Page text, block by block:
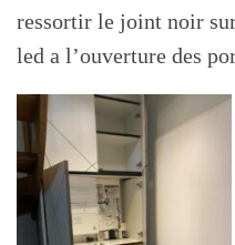
ressortir le joint noir
led a l’ouverture des